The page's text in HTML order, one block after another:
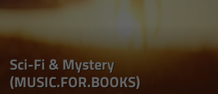
Sci-Fi & Mystery
(MUSIC.FOR.BOOKS)